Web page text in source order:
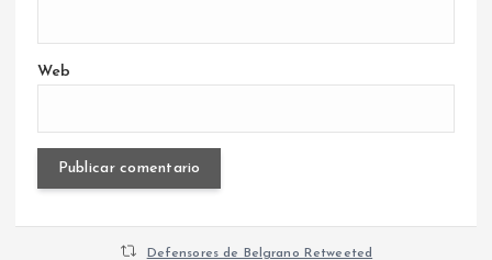
Web
Defensores de Belgrano Retweeted